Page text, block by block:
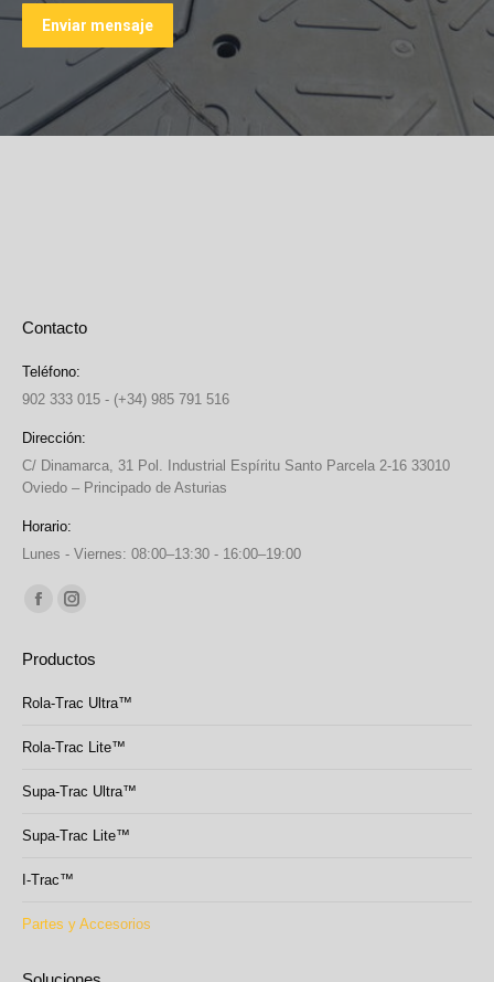
Enviar mensaje
Contacto
Teléfono:
902 333 015 - (+34) 985 791 516
Dirección:
C/ Dinamarca, 31 Pol. Industrial Espíritu Santo Parcela 2-16 33010
Oviedo – Principado de Asturias
Horario:
Lunes - Viernes: 08:00–13:30 - 16:00–19:00
Find us on:
Facebook
opens
in
window
Instagram
opens
in
window
Productos
Rola-Trac Ultra™
Rola-Trac Lite™
Supa-Trac Ultra™
Supa-Trac Lite™
I-Trac™
Partes y Accesorios